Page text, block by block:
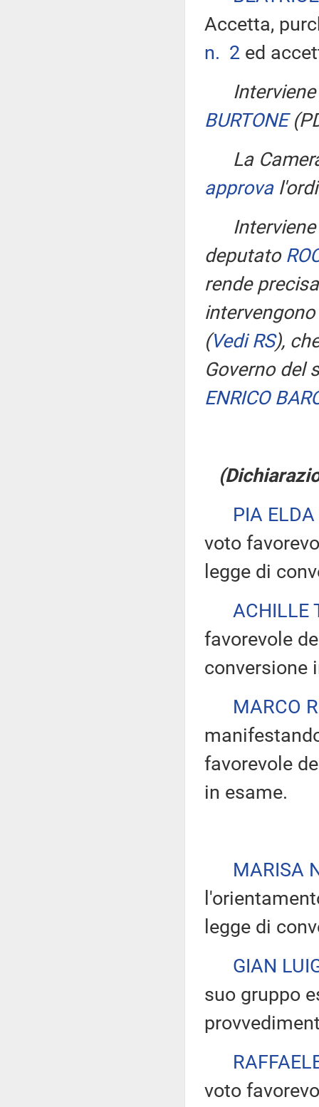
Accetta,
n. 2 ed
BURTONE
La
approva
deputato
rende
(Vedi RS),
Governo del
ENRICO
PIA
voto
legge di
ACHILLE
favorevole
conversione
MARCO
favorevole
in esame.
MARISA
legge di
GIAN
suo gruppo
voto